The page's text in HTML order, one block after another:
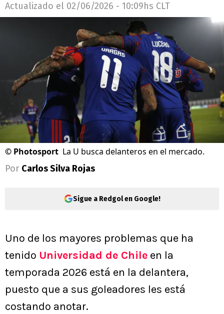
Actualizado el 02/06/2026 - 10:09hs CLT
© Photosport La U busca delanteros en el mercado.
Por Carlos Silva Rojas
Sigue a Redgol en Google!
Uno de los mayores problemas que ha
tenido Universidad de Chile en la
temporada 2026 está en la delantera,
puesto que a sus goleadores les está
costando anotar.